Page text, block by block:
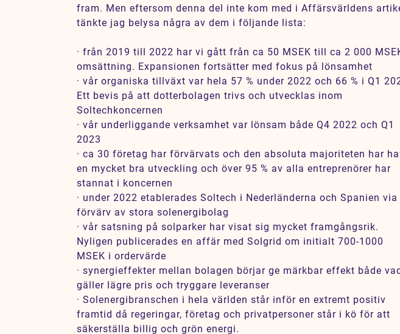
fram. Men eftersom denna del inte kom med i Affärsvärldens
tänkte jag belysa några av dem i följande lista:
· från 2019 till 2022 har vi gått från ca 50 MSEK till ca 2 000
omsättning. Expansionen fortsätter med fokus på lönsamhet
· vår organiska tillväxt var hela 57 % under 2022 och 66 % i Q1
Ett bevis på att dotterbolagen trivs och utvecklas inom
Soltechkoncernen
· vår underliggande verksamhet var lönsam både Q4 2022 och Q1
2023
· ca 30 företag har förvärvats och den absoluta majoriteten har
en mycket bra utveckling och över 95 % av alla entreprenörer har
stannat i koncernen
· under 2022 etablerades Soltech i Nederländerna och Spanien via
förvärv av stora solenergibolag
· vår satsning på solparker har visat sig mycket framgångsrik.
Nyligen publicerades en affär med Solgrid om initialt 700-1000
MSEK i ordervärde
· synergieffekter mellan bolagen börjar ge märkbar effekt både
gäller lägre pris och tryggare leveranser
· Solenergibranschen i hela världen står inför en extremt positiv
framtid då regeringar, företag och privatpersoner står i kö för att
säkerställa billig och grön energi.